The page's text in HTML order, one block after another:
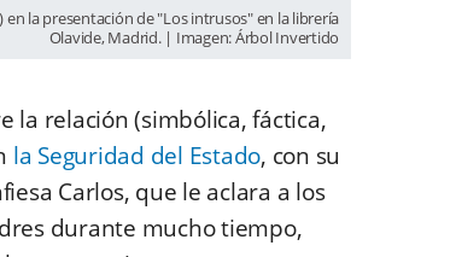
la presentación de "Los intrusos" en la librería
Olavide, Madrid. | Imagen: Árbol Invertido
la relación (simbólica, fáctica,
la Seguridad del Estado, con su
Carlos, que le aclara a los
durante mucho tiempo,